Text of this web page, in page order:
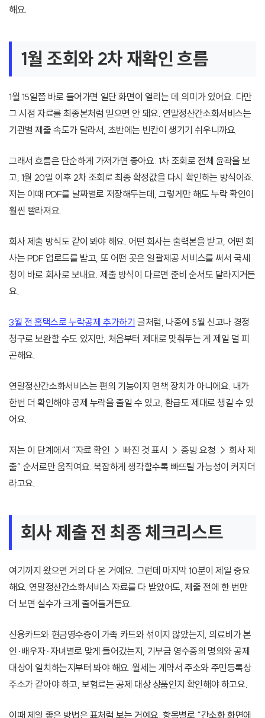
해요.
1월 조회와 2차 재확인 흐름
1월 15일쯤 바로 들어가면 일단 화면이 열리는 데 의미가 있어요. 다만
그 시점 자료를 최종본처럼 믿으면 안 돼요. 연말정산간소화서비스는
기관별 제출 속도가 달라서, 초반에는 빈칸이 생기기 쉬우니까요.
그래서 흐름은 단순하게 가져가면 좋아요. 1차 조회로 전체 윤곽을 보
고, 1월 20일 이후 2차 조회로 최종 확정값을 다시 확인하는 방식이죠.
저는 이때 PDF를 날짜별로 저장해두는데, 그렇게만 해도 누락 확인이
훨씬 빨라져요.
회사 제출 방식도 같이 봐야 해요. 어떤 회사는 출력본을 받고, 어떤 회
사는 PDF 업로드를 받고, 또 어떤 곳은 일괄제공 서비스를 써서 국세
청이 바로 회사로 보내요. 제출 방식이 다르면 준비 순서도 달라지거든
요.
3월 전 홈택스로 누락공제 추가하기 글처럼, 나중에 5월 신고나 경정
청구로 보완할 수도 있지만, 처음부터 제대로 맞춰두는 게 제일 덜 피
곤해요.
연말정산간소화서비스는 편의 기능이지 면책 장치가 아니에요. 내가
한번 더 확인해야 공제 누락을 줄일 수 있고, 환급도 제대로 챙길 수 있
어요.
저는 이 단계에서 “자료 확인 → 빠진 것 표시 → 증빙 요청 → 회사 제
출” 순서로만 움직여요. 복잡하게 생각할수록 빠뜨릴 가능성이 커지더
라고요.
회사 제출 전 최종 체크리스트
여기까지 왔으면 거의 다 온 거예요. 그런데 마지막 10분이 제일 중요
해요. 연말정산간소화서비스 자료를 다 받았어도, 제출 전에 한 번만
더 보면 실수가 크게 줄어들거든요.
신용카드와 현금영수증이 가족 카드와 섞이지 않았는지, 의료비가 본
인·배우자·자녀별로 맞게 들어갔는지, 기부금 영수증의 명의와 공제
대상이 일치하는지부터 봐야 해요. 월세는 계약서 주소와 주민등록상
주소가 같아야 하고, 보험료는 공제 대상 상품인지 확인해야 하고요.
이때 제일 좋은 방법은 표처럼 보는 거예요. 항목별로 “간소화 화면에